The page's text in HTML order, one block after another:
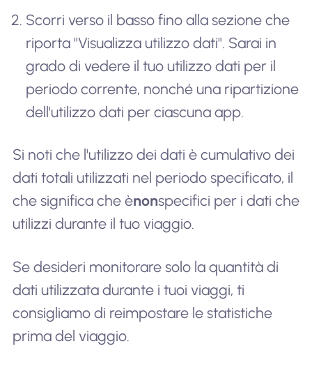
Scorri verso il basso fino alla sezione che
riporta "Visualizza utilizzo dati". Sarai in
grado di vedere il tuo utilizzo dati per il
periodo corrente, nonché una ripartizione
dell'utilizzo dati per ciascuna app.
Si noti che l'utilizzo dei dati è cumulativo dei
dati totali utilizzati nel periodo specificato, il
che significa che ènonspecifici per i dati che
utilizzi durante il tuo viaggio.
Se desideri monitorare solo la quantità di
dati utilizzata durante i tuoi viaggi, ti
consigliamo di reimpostare le statistiche
prima del viaggio.